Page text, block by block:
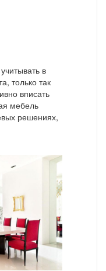
в
только так
вписать
мебель
решениях,